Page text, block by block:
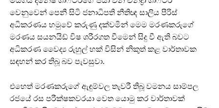
වෙනුවෙන් පෙනී සිටි ජනාධිපති නීතිඥ සාලිය පීරිස්
අධිකරණය හමුවේ කරුණු දක්වමින් මෙම මරණකරුගේ
මරණය සයනයිඩ් විෂ ශරීරගත වීමෙන් සිදු වී ඇති බවට
අධිකරණ වෛද්‍ය රුහුල් හක් විසින් නිකුත් කළ වාර්තාවක
සඳහන් කර තිබූ බව පැවසුවා.
එහෙත් මරණකරුගේ ඇඳුම්වල තැවරී තිබූ වමනය සාම්පල
රජයේ රස පරීක්ෂකවරයා වෙත යොමු කර වාර්තාවක්